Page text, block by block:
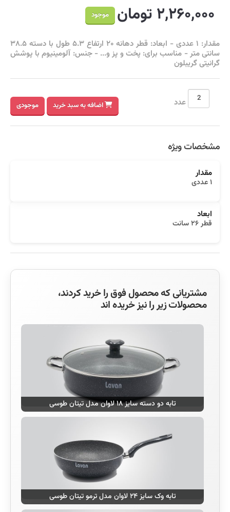
۲,۲۶۰,۰۰۰ تومان
موجود
مقدار: ۱ عددی - ابعاد: قطر دهانه ۲۰ ارتفاع ۵.۳ طول با دسته ۳۸.۵
سانتی متر - مناسب برای: پخت و پز و... - جنس: آلومینیوم با پوشش
گرانیتی گریبلون
موجودی عدد اضافه به سبد خرید
مشخصات ویژه
مقدار
۱ عددی
ابعاد
قطر ۲۶ سانت
مشتریانی که محصول فوق را خرید کردند،
محصولات زیر را نیز خریده اند
تابه دو دسته سایز ۱۸ لاوان مدل تیتان طوسی
تابه وک سایز ۲۴ لاوان مدل ترمو تیتان طوسی